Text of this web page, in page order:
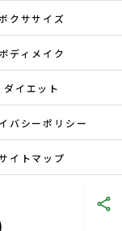
クササイズ
ボディメイク
ダイエット
バシーポリシー
イトマップ